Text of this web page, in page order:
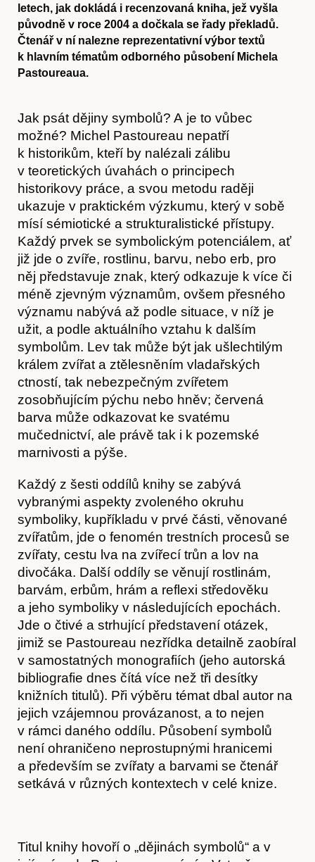
Články
Časopis
letech, jak dokládá i recenzovaná kniha, jež vyšla
původně v roce 2004 a dočkala se řady překladů.
Čtenář v ní nalezne reprezentativní výbor textů
k hlavním tématům odborného působení Michela
Pastoureaua.
Jak psát dějiny symbolů? A je to vůbec
možné? Michel Pastoureau nepatří
k historikům, kteří by nalézali zálibu
v teoretických úvahách o principech
historikovy práce, a svou metodu raději
ukazuje v praktickém výzkumu, který v sobě
mísí sémiotické a strukturalistické přístupy.
Každý prvek se symbolickým potenciálem, ať
již jde o zvíře, rostlinu, barvu, nebo erb, pro
něj představuje znak, který odkazuje k více či
méně zjevným významům, ovšem přesného
významu nabývá až podle situace, v níž je
užit, a podle aktuálního vztahu k dalším
symbolům. Lev tak může být jak ušlechtilým
králem zvířat a ztělesněním vladařských
ctností, tak nebezpečným zvířetem
zosobňujícím pýchu nebo hněv; červená
barva může odkazovat ke svatému
mučednictví, ale právě tak i k pozemské
marnivosti a pýše.
Každý z šesti oddílů knihy se zabývá
vybranými aspekty zvoleného okruhu
symboliky, kupříkladu v prvé části, věnované
zvířatům, jde o fenomén trestních procesů se
zvířaty, cestu lva na zvířecí trůn a lov na
divočáka. Další oddíly se věnují rostlinám,
barvám, erbům, hrám a reflexi středověku
a jeho symboliky v následujících epochách.
Jde o čtivé a strhující představení otázek,
jimiž se Pastoureau nezřídka detailně zaobíral
v samostatných monografiích (jeho autorská
bibliografie dnes čítá více než tři desítky
knižních titulů). Při výběru témat dbal autor na
jejich vzájemnou provázanost, a to nejen
v rámci daného oddílu. Působení symbolů
není ohraničeno neprostupnými hranicemi
a především se zvířaty a barvami se čtenář
setkává v různých kontextech v celé knize.
Titul knihy hovoří o „dějinách symbolů“ a v